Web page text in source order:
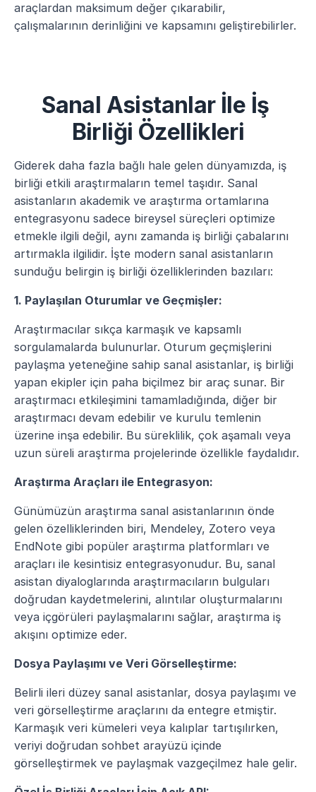
araçlardan maksimum değer çıkarabilir,
çalışmalarının derinliğini ve kapsamını geliştirebilirler.
Sanal Asistanlar İle İş
Birliği Özellikleri
Giderek daha fazla bağlı hale gelen dünyamızda, iş
birliği etkili araştırmaların temel taşıdır. Sanal
asistanların akademik ve araştırma ortamlarına
entegrasyonu sadece bireysel süreçleri optimize
etmekle ilgili değil, aynı zamanda iş birliği çabalarını
artırmakla ilgilidir. İşte modern sanal asistanların
sunduğu belirgin iş birliği özelliklerinden bazıları:
1. Paylaşılan Oturumlar ve Geçmişler:
Araştırmacılar sıkça karmaşık ve kapsamlı
sorgulamalarda bulunurlar. Oturum geçmişlerini
paylaşma yeteneğine sahip sanal asistanlar, iş birliği
yapan ekipler için paha biçilmez bir araç sunar. Bir
araştırmacı etkileşimini tamamladığında, diğer bir
araştırmacı devam edebilir ve kurulu temlenin
üzerine inşa edebilir. Bu süreklilik, çok aşamalı veya
uzun süreli araştırma projelerinde özellikle faydalıdır.
Araştırma Araçları ile Entegrasyon:
Günümüzün araştırma sanal asistanlarının önde
gelen özelliklerinden biri, Mendeley, Zotero veya
EndNote gibi popüler araştırma platformları ve
araçları ile kesintisiz entegrasyonudur. Bu, sanal
asistan diyaloglarında araştırmacıların bulguları
doğrudan kaydetmelerini, alıntılar oluşturmalarını
veya içgörüleri paylaşmalarını sağlar, araştırma iş
akışını optimize eder.
Dosya Paylaşımı ve Veri Görselleştirme:
Belirli ileri düzey sanal asistanlar, dosya paylaşımı ve
veri görselleştirme araçlarını da entegre etmiştir.
Karmaşık veri kümeleri veya kalıplar tartışılırken,
veriyi doğrudan sohbet arayüzü içinde
görselleştirmek ve paylaşmak vazgeçilmez hale gelir.